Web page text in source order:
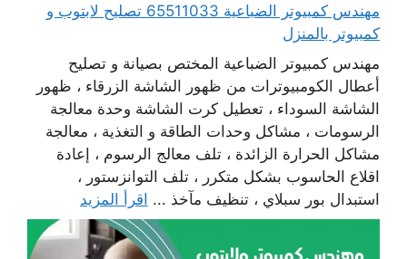
مهندس كمبيوتر الضباعية 65511033 تصليح لابتوب و
كمبيوتر بالمنزل
مهندس كمبيوتر الضباعية المختص بصيانة و تصليح
أعطال الكومبيوترات من ظهور الشاشة الزرقاء ، ظهور
الشاشة السوداء ، تعطيل كرت الشاشة وحدة معالجة
الرسومات ، مشاكل وحدات الطاقة و التغذية ، معالجة
مشاكل الحرارة الزائدة ، تلف معالج الرسوم ، إعادة
اقلاع الحاسوب بشكل متكرر ، تلف التوانزستور ،
استبدال بور سبلاي ، تنظيف مآخذ ... اقرأ المزيد